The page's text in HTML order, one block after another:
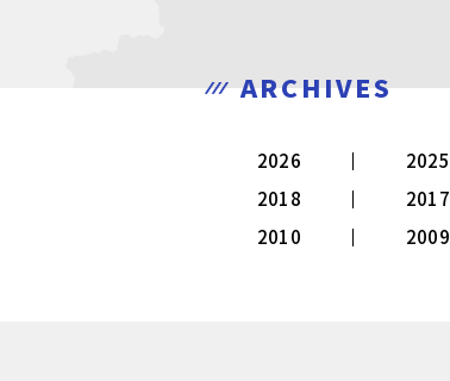
ARCHIVES
2026 2025
2018
2017
2010
2009